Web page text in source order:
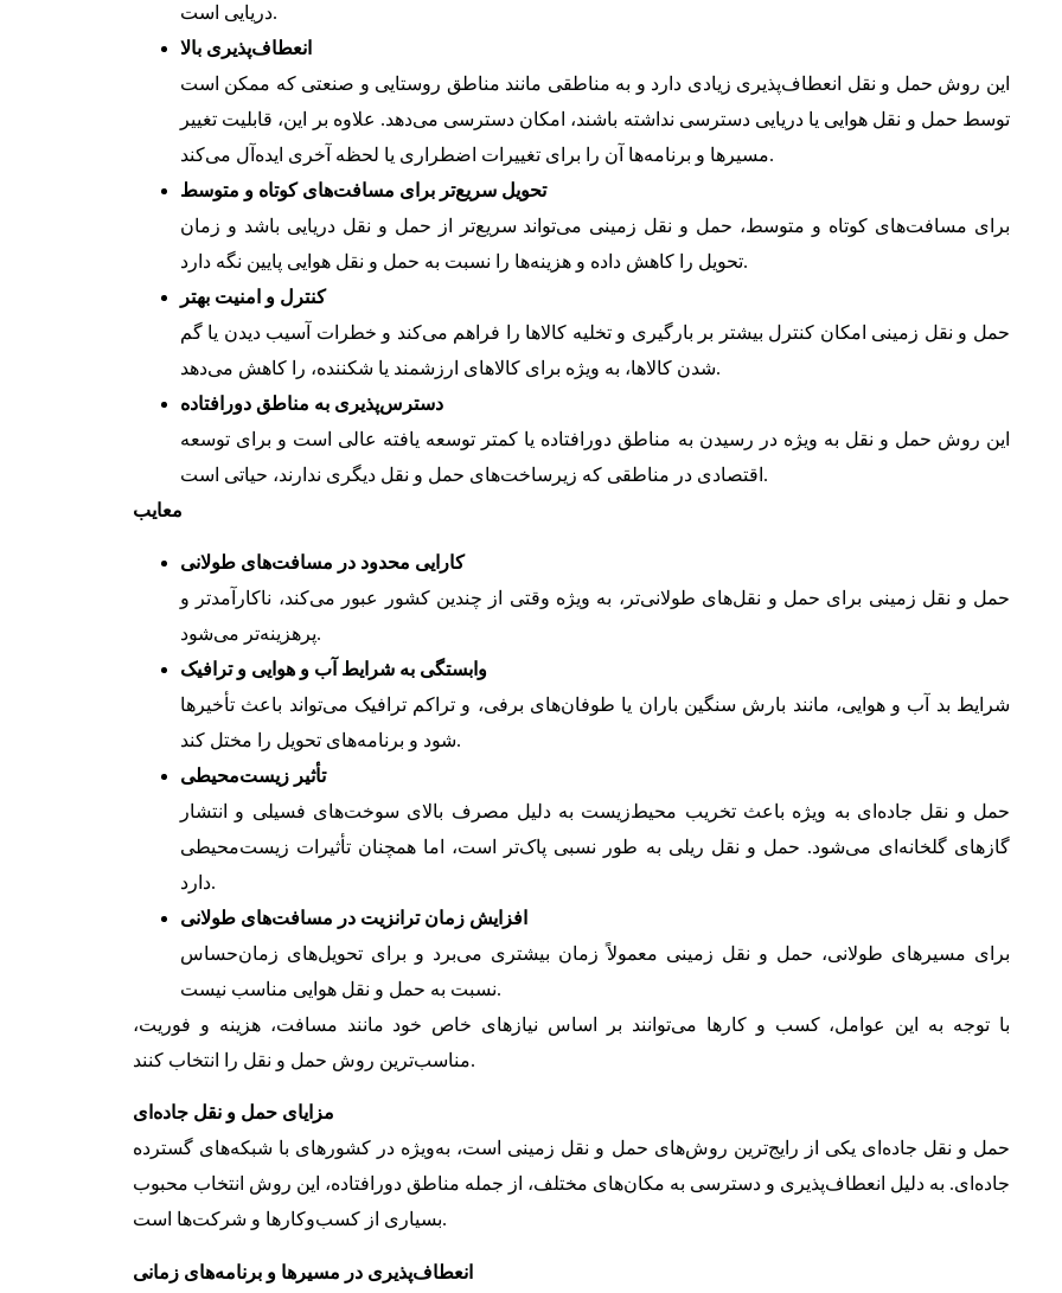
دریایی است.
انعطاف‌پذیری بالا
این روش حمل و نقل انعطاف‌پذیری زیادی دارد و به مناطقی مانند مناطق روستایی و صنعتی که ممکن است
توسط حمل و نقل هوایی یا دریایی دسترسی نداشته باشند، امکان دسترسی می‌دهد. علاوه بر این، قابلیت تغییر
مسیرها و برنامه‌ها آن را برای تغییرات اضطراری یا لحظه آخری ایده‌آل می‌کند.
تحویل سریع‌تر برای مسافت‌های کوتاه و متوسط
برای مسافت‌های کوتاه و متوسط، حمل و نقل زمینی می‌تواند سریع‌تر از حمل و نقل دریایی باشد و زمان
تحویل را کاهش داده و هزینه‌ها را نسبت به حمل و نقل هوایی پایین نگه دارد.
کنترل و امنیت بهتر
حمل و نقل زمینی امکان کنترل بیشتر بر بارگیری و تخلیه کالاها را فراهم می‌کند و خطرات آسیب دیدن یا گم
شدن کالاها، به ویژه برای کالاهای ارزشمند یا شکننده، را کاهش می‌دهد.
دسترس‌پذیری به مناطق دورافتاده
این روش حمل و نقل به ویژه در رسیدن به مناطق دورافتاده یا کمتر توسعه یافته عالی است و برای توسعه
اقتصادی در مناطقی که زیرساخت‌های حمل و نقل دیگری ندارند، حیاتی است.
معایب
کارایی محدود در مسافت‌های طولانی
حمل و نقل زمینی برای حمل و نقل‌های طولانی‌تر، به ویژه وقتی از چندین کشور عبور می‌کند، ناکارآمدتر و
پرهزینه‌تر می‌شود.
وابستگی به شرایط آب و هوایی و ترافیک
شرایط بد آب و هوایی، مانند بارش سنگین باران یا طوفان‌های برفی، و تراکم ترافیک می‌تواند باعث تأخیرها
شود و برنامه‌های تحویل را مختل کند.
تأثیر زیست‌محیطی
حمل و نقل جاده‌ای به ویژه باعث تخریب محیط‌زیست به دلیل مصرف بالای سوخت‌های فسیلی و انتشار
گازهای گلخانه‌ای می‌شود. حمل و نقل ریلی به طور نسبی پاک‌تر است، اما همچنان تأثیرات زیست‌محیطی
دارد.
افزایش زمان ترانزیت در مسافت‌های طولانی
برای مسیرهای طولانی، حمل و نقل زمینی معمولاً زمان بیشتری می‌برد و برای تحویل‌های زمان‌حساس
نسبت به حمل و نقل هوایی مناسب نیست.
با توجه به این عوامل، کسب و کارها می‌توانند بر اساس نیازهای خاص خود مانند مسافت، هزینه و فوریت،
مناسب‌ترین روش حمل و نقل را انتخاب کنند.
مزایای حمل و نقل جاده‌ای
حمل و نقل جاده‌ای یکی از رایج‌ترین روش‌های حمل و نقل زمینی است، به‌ویژه در کشورهای با شبکه‌های گسترده
جاده‌ای. به دلیل انعطاف‌پذیری و دسترسی به مکان‌های مختلف، از جمله مناطق دورافتاده، این روش انتخاب محبوب
بسیاری از کسب‌وکارها و شرکت‌ها است.
انعطاف‌پذیری در مسیرها و برنامه‌های زمانی